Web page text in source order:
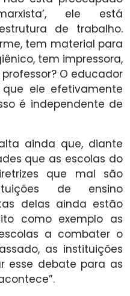
ele está
de trabalho.
tem material para
tem impressora,
O educador
ele efetivamente
é independente de
ainda que, diante
que as escolas do
que mal são
de ensino
delas ainda estão
como exemplo as
a combater o
as instituições
esse debate para as